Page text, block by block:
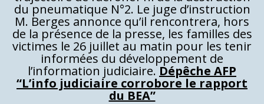
du pneumatique N°2. Le juge d’instruction
M. Berges annonce qu’il rencontrera, hors
de la présence de la presse, les familles des
victimes le 26 juillet au matin pour les tenir
informées du développement de
l’information judiciaire.Dépêche AFP
“L’info judiciaire corrobore le rapport
du BEA”